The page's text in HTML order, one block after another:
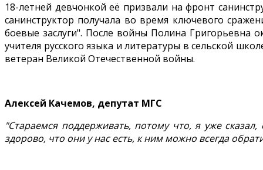
18-летней девчонкой её призвали на фронт
санинструктор получала во время ключевого
боевые заслуги". После войны Полина Григорьевна
учителя русского языка и литературы в сельской
ветеран Великой Отечественной войны.
Алексей Качемов, депутат МГС
"Стараемся поддерживать, потому что, я уже
здорово, что они у нас есть, к ним можно всегда